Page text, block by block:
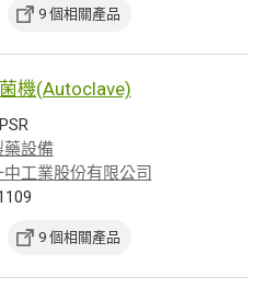
9 個相關產品
機(Autoclave)
藥設備
中工業股份有限公司
9 個相關產品